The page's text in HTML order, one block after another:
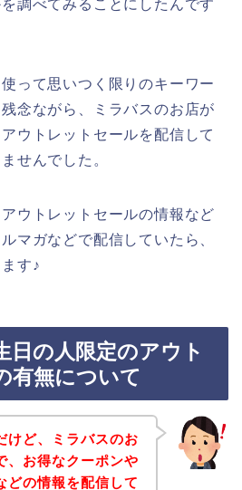
調べてみることにしたんです
って思いつく限りのキーワー
念ながら、ミラバスのお店が
ウトレットセールを配信して
せんでした。
ウトレットセールの情報など
マガなどで配信していたら、
す♪
日の人限定のアウト
有無について
けど、ミラバスのお
、お得なクーポンや
どの情報を配信して